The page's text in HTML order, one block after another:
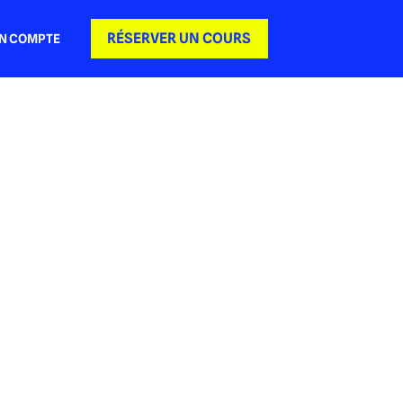
COMPTE RÉSERVER UN COURS